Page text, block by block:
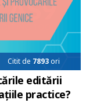
Citit de 7893ori
editării
practice?